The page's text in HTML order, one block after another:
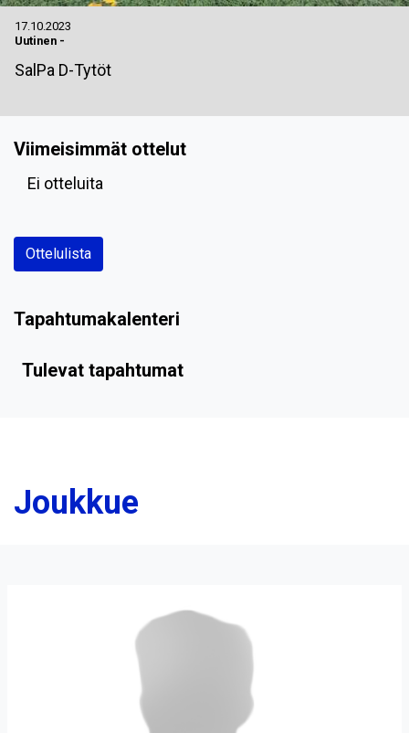
17.10.2023
Uutinen -
SalPa D-Tytöt
Viimeisimmät ottelut
Ei otteluita
Ottelulista
Tapahtumakalenteri
Tulevat tapahtumat
Joukkue